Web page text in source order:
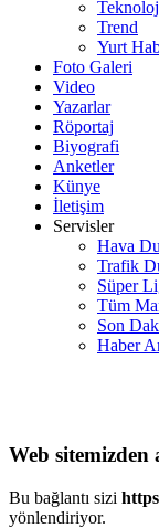
Trend
Yurt
Foto Galeri
Video
Yazarlar
Röportaj
Biyografi
Anketler
Künye
İletişim
Servisler
Hava
Trafik
Süper
Tüm
Son
Haber
Web sitemizden
Bu bağlantı sizi
yönlendiriyor.